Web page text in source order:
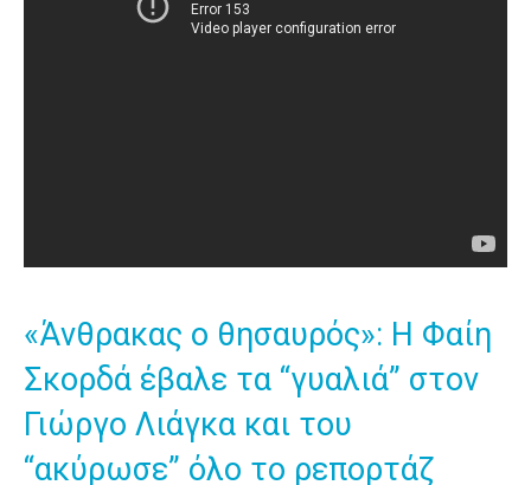
«Άνθρακας ο θησαυρός»: Η Φαίη
Σκορδά έβαλε τα “γυαλιά” στον
Γιώργο Λιάγκα και του
“ακύρωσε” όλο το ρεπορτάζ